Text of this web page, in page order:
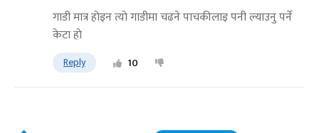
गाडी मात्र हाेइन त्याे गाडीमा चढने पाचकीलाइ पनी ल्याउनु पर्ने
केटा हाे
Reply 10